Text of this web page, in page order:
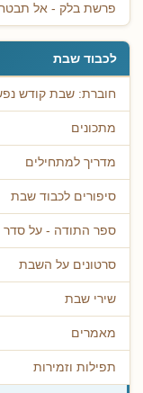
פרשת בלק - אל
לכבוד שבת
חוברת: שבת קודש
מתכונים
מדריך למתחילים
סיפורים לכבוד שבת
ספר התודה - על סדר
סרטונים על השבת
שירי שבת
מאמרים
תפילות וזמירות